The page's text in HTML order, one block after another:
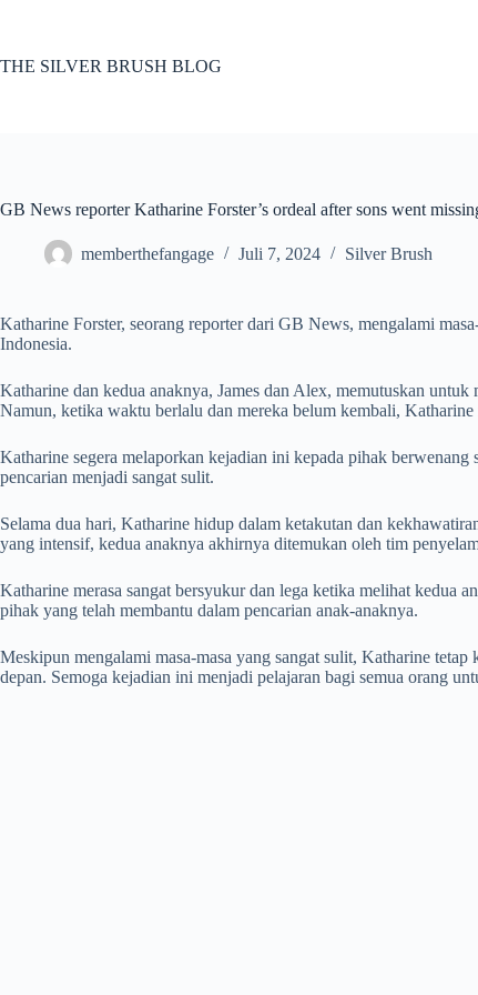
THE SILVER BRUSH BLOG
GB News reporter Katharine Forster’s ordeal after sons went
memberthefangage Juli 7, 2024 Silver Brush
Katharine Forster, seorang reporter dari GB News, mengalami
Indonesia.
Katharine dan kedua anaknya, James dan Alex, memutuskan
Namun, ketika waktu berlalu dan mereka belum kembali, Katharine
Katharine segera melaporkan kejadian ini kepada pihak
pencarian menjadi sangat sulit.
Selama dua hari, Katharine hidup dalam ketakutan dan
yang intensif, kedua anaknya akhirnya ditemukan oleh tim
Katharine merasa sangat bersyukur dan lega ketika melihat kedua
pihak yang telah membantu dalam pencarian anak-anaknya.
Meskipun mengalami masa-masa yang sangat sulit, Katharine
depan. Semoga kejadian ini menjadi pelajaran bagi semua orang